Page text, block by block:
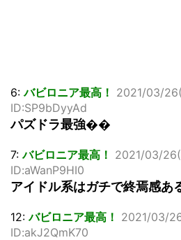
6:バビロニア最高！ 2021/03/
ID:SP9bDyyAd
パズドラ最強��
7:バビロニア最高！ 2021/03/
ID:aWanP9HI0
アイドル系はガチで終焉感あ
12:バビロニア最高！ 2021/03/
ID:akJ2QmK70